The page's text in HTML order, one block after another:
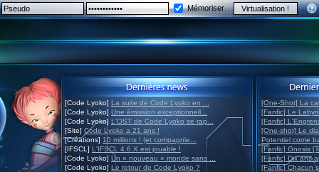
Mémoriser
[Code Lyoko] La suite de Code Lyoko en ...
[Code Lyoko] Une émission exceptionnell...
[Code Lyoko] L'OST de Code Lyoko se rap...
[Site] Code Lyoko a 21 ans !
[Créations] 10 millions ! (et compagnie...
[IFSCL] L'IFSCL 4.6.X est jouable !
[Code Lyoko] Un « nouveau » monde sans ...
[Code Lyoko] Le retour de Code Lyoko ?
[One-Shot] La
[Fanfic] Le
[Fanfic]
[One-shot] Le
Potentiel come
[Fanfic] Gnosis
[Fanfic] Dix ans
[Fanfic] Chacun